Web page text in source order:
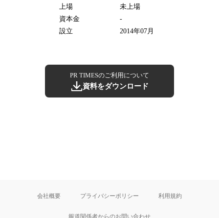
上場
未上場
資本金
-
設立
2014年07月
PR TIMESのご利用について
資料をダウンロード
会社概要 プライバシーポリシー 利用規約
報道関係者からのお問い合わせ